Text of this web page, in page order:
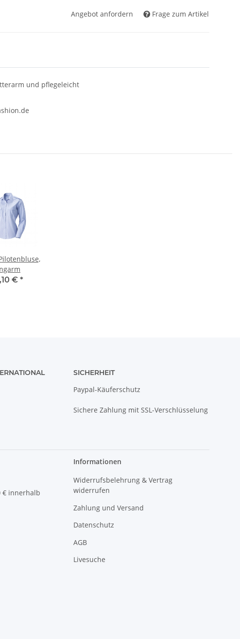
Angebot anfordern Frage zum Artikel
und pflegeleicht
€ *
SICHERHEIT
Paypal-Käuferschutz
Sichere Zahlung mit SSL-Verschlüsselung
€ innerhalb
Informationen
Widerrufsbelehrung & Vertrag
widerrufen
Zahlung und Versand
Datenschutz
AGB
Livesuche